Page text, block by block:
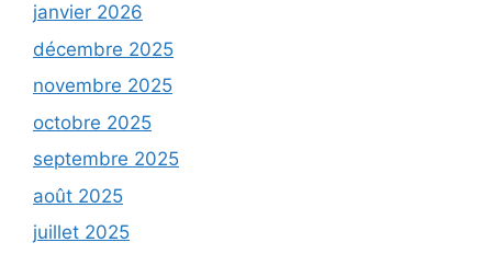
janvier 2026
décembre 2025
novembre 2025
octobre 2025
septembre 2025
août 2025
juillet 2025